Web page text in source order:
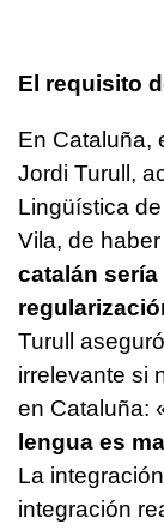
El requisito
En Cataluña,
Jordi Turull,
Lingüística
Vila, de haber
catalán
Turull
irrelevante si
en Cataluña:
lengua es
La
integración